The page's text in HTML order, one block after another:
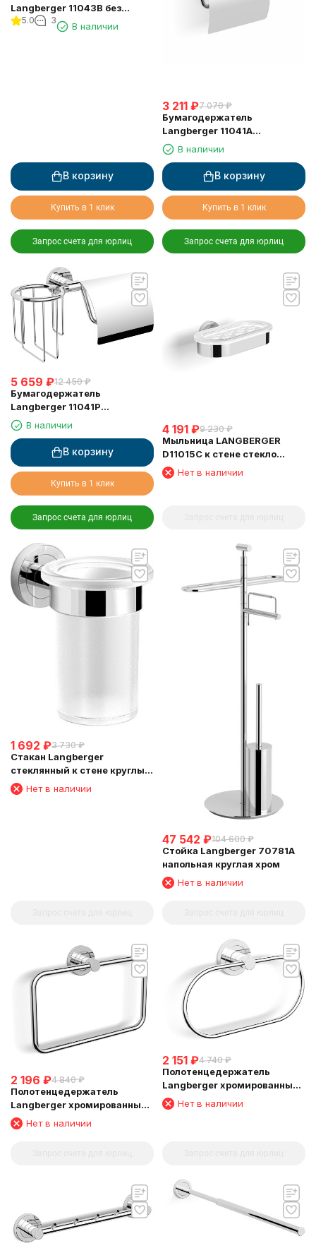
Langberger 11043B без
крышки выдвижной
5.0 3
В наличии
В корзину
Купить в 1 клик
Запрос счета для юрлиц
3 211 ₽7 070 ₽
Бумагодержатель
Langberger 11041A
туалетной бумаги с
крышкой
В наличии
В корзину
Купить в 1 клик
Запрос счета для юрлиц
5 659 ₽12 450 ₽
Бумагодержатель
Langberger 11041P
туалетной бумаги с
крышкой и освежителем
воздуха
В наличии
В корзину
Купить в 1 клик
Запрос счета для юрлиц
4 191 ₽9 230 ₽
Мыльница LANGBERGER
D11015C к стене стекло
овальная
Нет в наличии
1 692 ₽3 730 ₽
Стакан Langberger
стеклянный к стене круглый
11011AНет в наличии
47 542 ₽104 600 ₽
Стойка Langberger 70781A
напольная круглая хром
Нет в наличии
2 196 ₽4 840 ₽
Полотенцедержатель
Langberger хромированный
к стене "квадрат" 11038C
Нет в наличии
2 151 ₽4 740 ₽
Полотенцедержатель
Langberger хромированный
к стене "овал" 11038A
Нет в наличии